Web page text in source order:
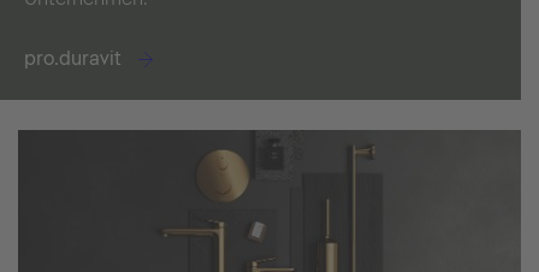
pro.duravit